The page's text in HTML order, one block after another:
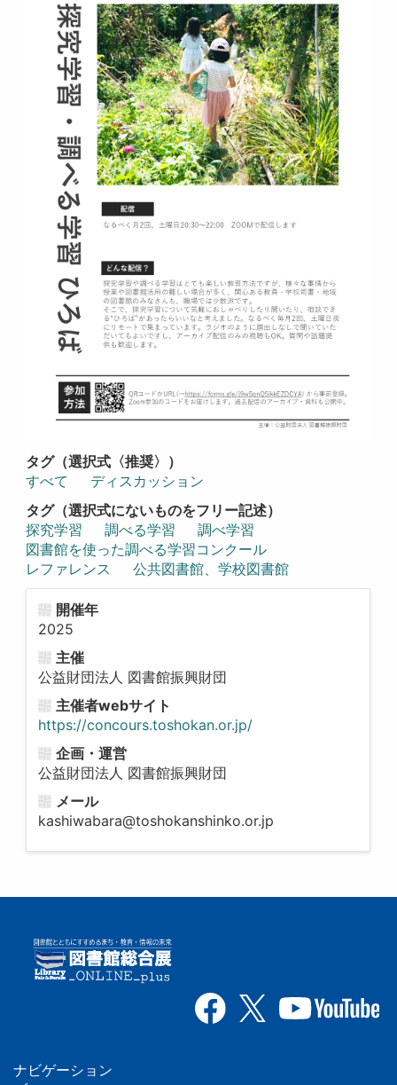
タグ（選択式〈推奨〉）
すべて
ディスカッション
タグ（選択式にないものをフリー記述）
探究学習
調べる学習
調べ学習
図書館を使った調べる学習コンクール
レファレンス
公共図書館、学校図書館
開催年
2025
主催
公益財団法人 図書館振興財団
主催者webサイト
https://concours.toshokan.or.jp/
企画・運営
公益財団法人 図書館振興財団
メール
kashiwabara@toshokanshinko.or.jp
ナビゲーション